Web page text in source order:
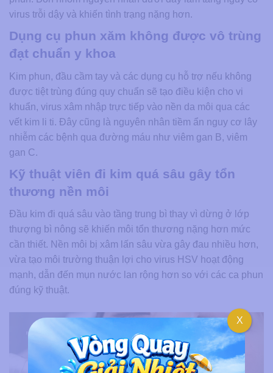
virus trỗi dậy và khiến tình trạng nặng hơn.
Dụng cụ phun xăm không được vô trùng
đạt chuẩn y khoa
Kim phun, đầu cầm tay và các dụng cụ hỗ trợ nếu không
được tiệt trùng đúng quy chuẩn sẽ tạo điều kiện cho vi
khuẩn, virus xâm nhập trực tiếp vào nền da môi qua các
vết kim li ti. Đây cũng là nguyên nhân tiềm ẩn nguy cơ lây
nhiễm các bệnh qua đường máu như viêm gan B, viêm
gan C.
Kỹ thuật viên đi kim quá sâu gây tổn
thương nền môi
Đầu kim đi quá sâu vào tầng trung bì thay vì dừng ở lớp
thượng bì nông sẽ khiến môi tổn thương nặng hơn mức
cần thiết. Nền môi bị xâm lấn sâu vừa gây đau nhiều hơn,
vừa tạo môi trường thuận lợi cho virus HSV hoạt động
mạnh, dẫn đến mụn nước lan rộng hơn so với các ca phun
đúng kỹ thuật.
X